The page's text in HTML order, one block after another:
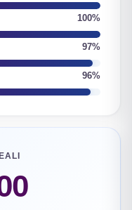
100%
97%
96%